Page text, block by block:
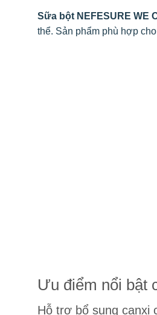
Sữa bột NEFESURE WE
thể. Sản phẩm phù hợp
Ưu điểm nổi bật
Hỗ trợ bổ sung canxi